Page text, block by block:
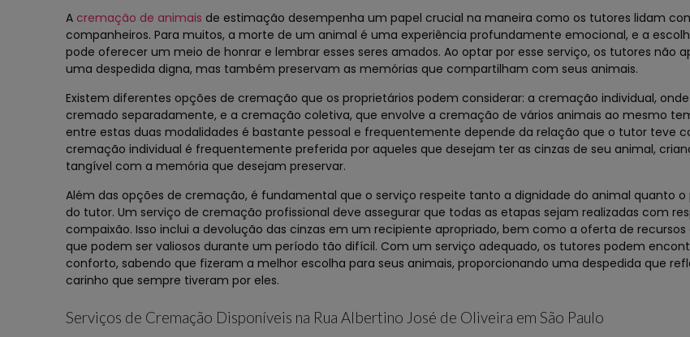
A cremação de animais de estimação desempenha um papel crucial na maneira como os tutores lidam
companheiros. Para muitos, a morte de um animal é uma experiência profundamente emocional, e a
pode oferecer um meio de honrar e lembrar esses seres amados. Ao optar por esse serviço, os tutores não
uma despedida digna, mas também preservam as memórias que compartilham com seus animais.
Existem diferentes opções de cremação que os proprietários podem considerar: a cremação individual,
cremado separadamente, e a cremação coletiva, que envolve a cremação de vários animais ao mesmo
entre estas duas modalidades é bastante pessoal e frequentemente depende da relação que o tutor teve
cremação individual é frequentemente preferida por aqueles que desejam ter as cinzas de seu animal,
tangível com a memória que desejam preservar.
Além das opções de cremação, é fundamental que o serviço respeite tanto a dignidade do animal quanto o
do tutor. Um serviço de cremação profissional deve assegurar que todas as etapas sejam realizadas com
compaixão. Isso inclui a devolução das cinzas em um recipiente apropriado, bem como a oferta de
que podem ser valiosos durante um período tão difícil. Com um serviço adequado, os tutores podem
conforto, sabendo que fizeram a melhor escolha para seus animais, proporcionando uma despedida que
carinho que sempre tiveram por eles.
Serviços de Cremação Disponíveis na Rua Albertino José de Oliveira em São Paulo